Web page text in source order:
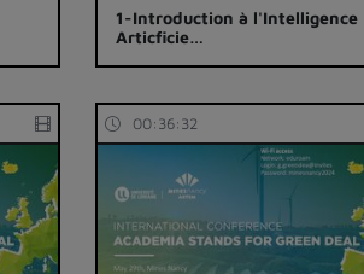
1-Introduction à l'Intelligence
Articficie…
00:36:32